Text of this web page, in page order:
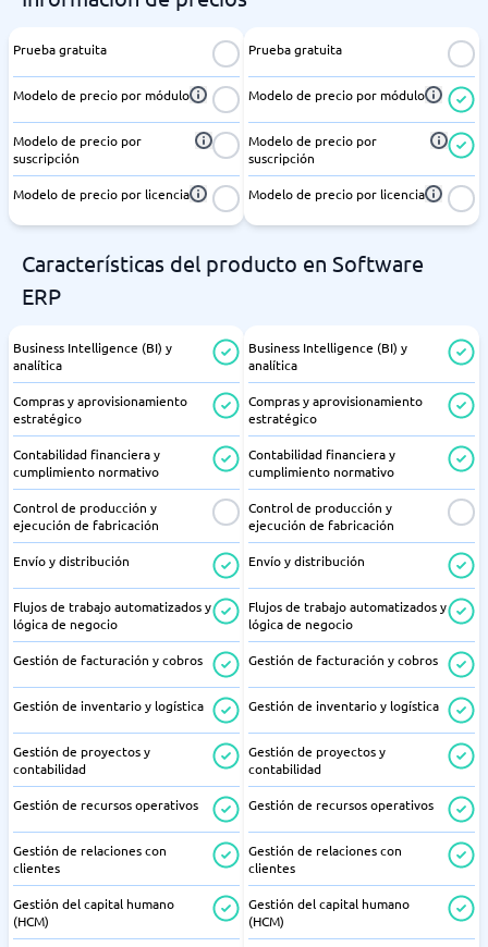
Prueba gratuita
Modelo de precio por módulo
Modelo de precio por
suscripción
Modelo de precio por licencia
Prueba gratuita
Modelo de precio por módulo
Modelo de precio por
suscripción
Modelo de precio por licencia
Características del producto en Software
ERP
Business Intelligence (BI) y
analítica
Compras y aprovisionamiento
estratégico
Contabilidad financiera y
cumplimiento normativo
Control de producción y
ejecución de fabricación
Envío y distribución
Flujos de trabajo automatizados y
lógica de negocio
Gestión de facturación y cobros
Gestión de inventario y logística
Gestión de proyectos y
contabilidad
Gestión de recursos operativos
Gestión de relaciones con
clientes
Gestión del capital humano
(HCM)
Business Intelligence (BI) y
analítica
Compras y aprovisionamiento
estratégico
Contabilidad financiera y
cumplimiento normativo
Control de producción y
ejecución de fabricación
Envío y distribución
Flujos de trabajo automatizados y
lógica de negocio
Gestión de facturación y cobros
Gestión de inventario y logística
Gestión de proyectos y
contabilidad
Gestión de recursos operativos
Gestión de relaciones con
clientes
Gestión del capital humano
(HCM)